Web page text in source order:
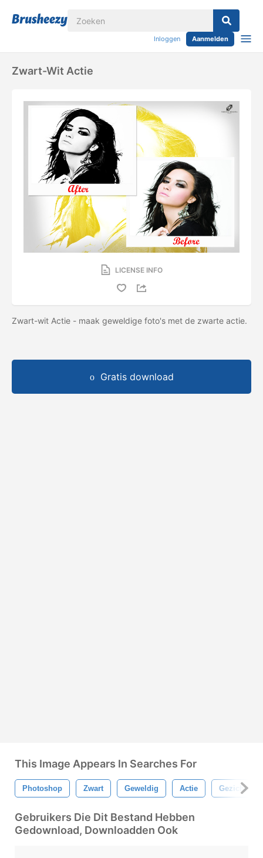
Inloggen Aanmelden
Zwart-Wit Actie
LICENSE INFO
Zwart-wit Actie - maak geweldige foto's met de zwarte actie.
Gratis download
This Image Appears In Searches For
Photoshop Zwart Geweldig Actie Gezicht
Gebruikers Die Dit Bestand Hebben
Gedownload, Downloadden Ook